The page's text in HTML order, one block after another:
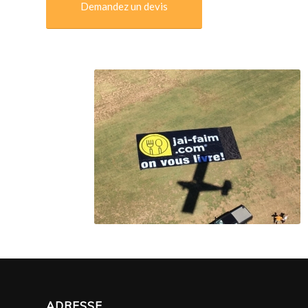
Demandez un devis